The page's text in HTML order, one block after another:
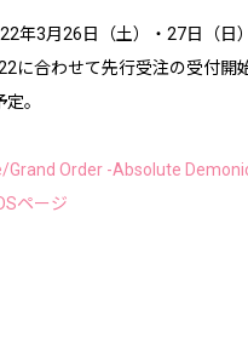
年3月26日（土）・27日（日
に合わせて先行受注の受付開
。
Grand Order -Absolute
ページ